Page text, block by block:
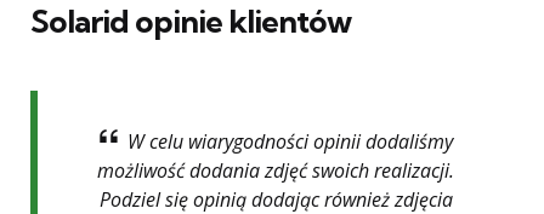
Solarid opinie klientów
W celu wiarygodności opinii dodaliśmy
możliwość dodania zdjęć swoich realizacji.
Podziel się opinią dodając również zdjęcia